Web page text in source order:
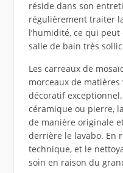
réside dans son
régulièrement traiter
l’humidité, ce qui
salle de bain très
Les carreaux de
morceaux de
décoratif
céramique ou pierre,
de manière originale
derrière le lavabo. En
technique, et le
soin en raison du